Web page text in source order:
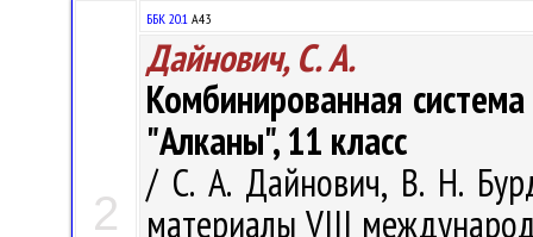
2
ББК 20.1 А43
Дайнович, С. А.
Комбинированная
"Алканы", 11 класс
/ С. А. Дайнович, В. Н.
материалы VIII